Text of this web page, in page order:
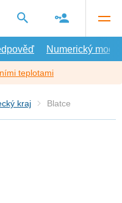
Numerický model
teplotami
kraj Blatce